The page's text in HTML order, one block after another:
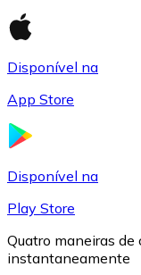
Disponível na
App Store
Disponível na
Play Store
Quatro maneiras
instantaneamente